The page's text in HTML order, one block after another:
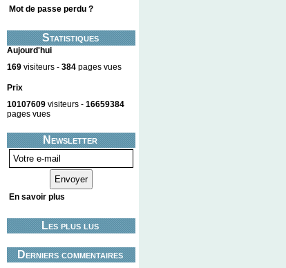
Mot de passe perdu ?
Statistiques
Aujourd'hui
169 visiteurs - 384 pages vues
Prix
10107609 visiteurs - 16659384
pages vues
Newsletter
En savoir plus
Les plus lus
Derniers commentaires